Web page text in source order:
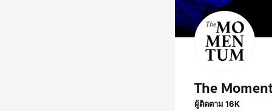
The
ผู้ติดตาม 16K